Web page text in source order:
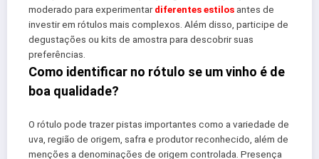
moderado para experimentardiferentes estilos antes de
investir em rótulos mais complexos. Além disso, participe de
degustações ou kits de amostra para descobrir suas
preferências.
Como identificar no rótulo se um vinho é de
boa qualidade?
O rótulo pode trazer pistas importantes como a variedade de
uva, região de origem, safra e produtor reconhecido, além de
menções a denominações de origem controlada. Presença